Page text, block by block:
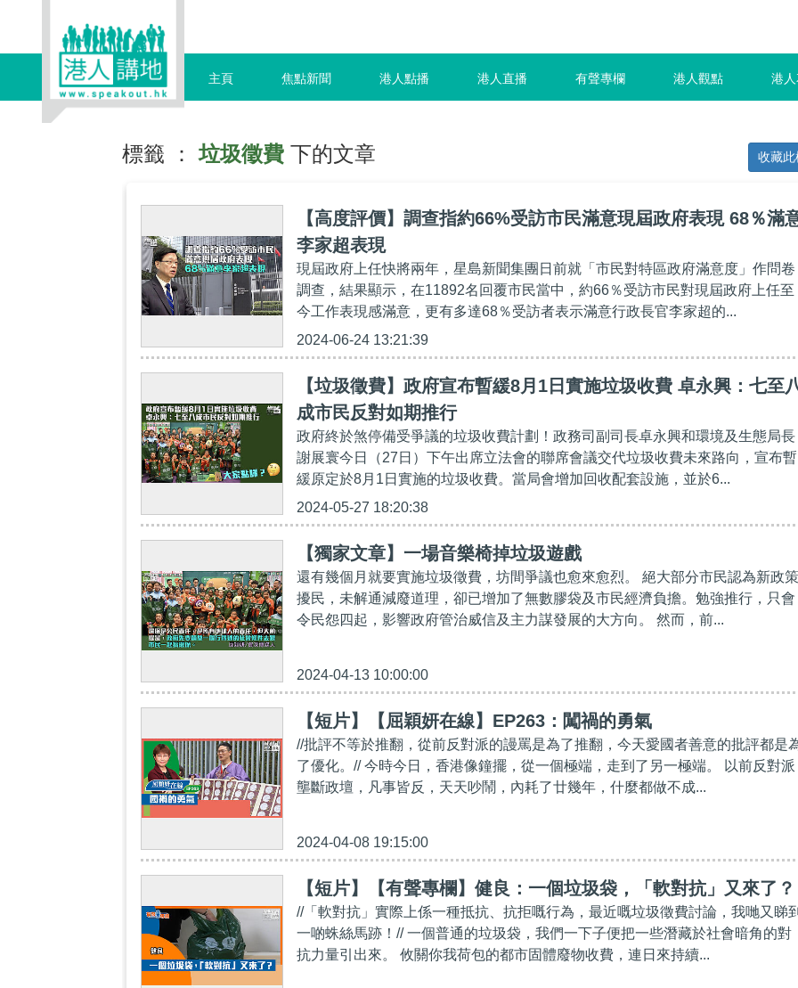
主頁 焦點新聞 港人點播 港人直播 有聲專欄 港人觀點 港
標籤 ：垃圾徵費 下的文章 收藏此
【高度評價】調查指約66%受訪市民滿意現屆政府表現 68％滿
李家超表現
現屆政府上任快將兩年，星島新聞集團日前就「市民對特區政府滿意度」作問卷
調查，結果顯示，在11892名回覆市民當中，約66％受訪市民對現屆政府上任至
今工作表現感滿意，更有多達68％受訪者表示滿意行政長官李家超的...
2024-06-24 13:21:39
【垃圾徵費】政府宣布暫緩8月1日實施垃圾收費 卓永興：七至
成市民反對如期推行
政府終於煞停備受爭議的垃圾收費計劃！政務司副司長卓永興和環境及生態局長
謝展寰今日（27日）下午出席立法會的聯席會議交代垃圾收費未來路向，宣布暫
緩原定於8月1日實施的垃圾收費。當局會增加回收配套設施，並於6...
2024-05-27 18:20:38
【獨家文章】一場音樂椅掉垃圾遊戲
還有幾個月就要實施垃圾徵費，坊間爭議也愈來愈烈。 絕大部分市民認為新政策
擾民，未解通減廢道理，卻已增加了無數膠袋及市民經濟負擔。勉強推行，只會
令民怨四起，影響政府管治威信及主力謀發展的大方向。 然而，前...
2024-04-13 10:00:00
【短片】【屈穎妍在線】EP263：闖禍的勇氣
//批評不等於推翻，從前反對派的謾罵是為了推翻，今天愛國者善意的批評都是
了優化。// 今時今日，香港像鐘擺，從一個極端，走到了另一極端。 以前反對派
壟斷政壇，凡事皆反，天天吵鬧，內耗了廿幾年，什麼都做不成...
2024-04-08 19:15:00
【短片】【有聲專欄】健良：一個垃圾袋，「軟對抗」又來了？
//「軟對抗」實際上係一種抵抗、抗拒嘅行為，最近嘅垃圾徵費討論，我哋又睇
一啲蛛絲馬跡！// 一個普通的垃圾袋，我們一下子便把一些潛藏於社會暗角的對
抗力量引出來。 攸關你我荷包的都市固體廢物收費，連日來持續...